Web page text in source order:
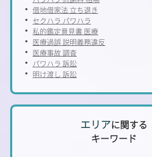
借地借家法 立ち退き
セクハラ パワハラ
私的鑑定意見書 医療
医療過誤 説明義務違反
医療事故 調査
パワハラ 訴訟
明け渡し 訴訟
エリアに関する
キーワード